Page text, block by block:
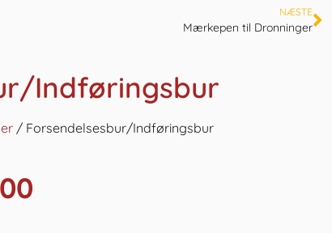
NÆSTE
Mærkepen til Dronninger
Indføringsbur
/ Forsendelsesbur/Indføringsbur